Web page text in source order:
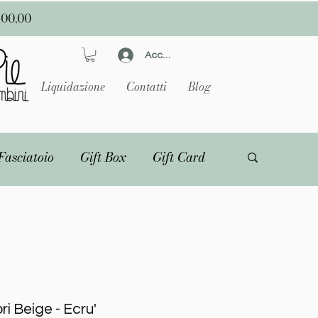
Accedi
Liquidazione Contatti Blog
Gift Box Gift Card
Beige - Ecru'